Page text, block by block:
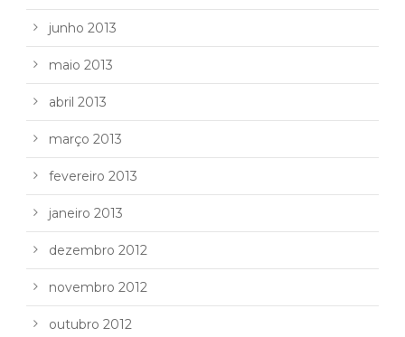
junho 2013
maio 2013
abril 2013
março 2013
fevereiro 2013
janeiro 2013
dezembro 2012
novembro 2012
outubro 2012